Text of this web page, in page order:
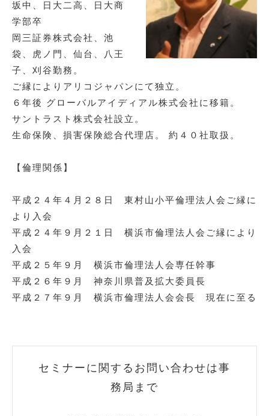
坂中、日大二高、日大商
学部卒 ​
岡三証券株式会社、池
袋、虎ノ門、仙台、八王
子、刈谷勤務。​
ご縁によりアリコジャパンにて独立。​
６年後 グローバルアイディアル株式会社に移籍。​
サントラスト株式会社設立。​
生命保険、損害保険総合代理店。 約４０社取扱。​
【倫理関係】​
平成２４年４月２８日 東村山小平倫理法人会ご縁に
より入会​
平成２４年９月２１日 横浜市倫理法人会ご縁により
入会
平成２５年９月 横浜市倫理法人会専任幹事​
平成２６年９月 神奈川県普及拡大委員長​
平成２７年９月 横浜市倫理法人会会長 現在に至る​
セミナーに関するお問い合わせは事
務局まで